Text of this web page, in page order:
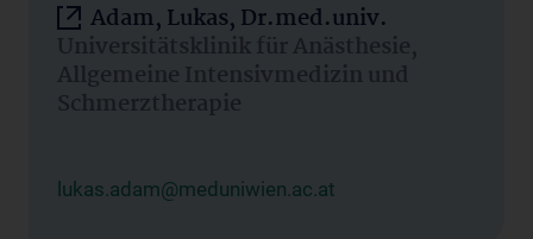
Adam, Lukas, Dr.med.univ.
Universitätsklinik für Anästhesie,
Allgemeine Intensivmedizin und
Schmerztherapie
lukas.adam@meduniwien.ac.at